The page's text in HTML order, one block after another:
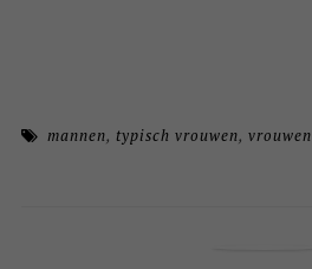
mannen,typisch vrouwen,vrouwen